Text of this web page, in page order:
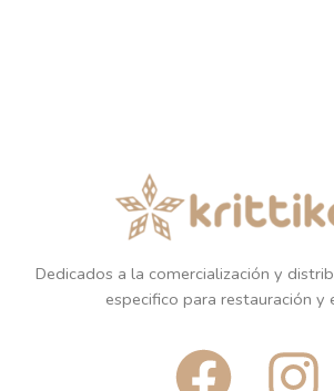
Dedicados a la comercialización y
especifico para restauración y
F I